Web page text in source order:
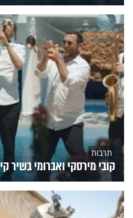
תרבות
קובי מירסקי ואברומי בשיר